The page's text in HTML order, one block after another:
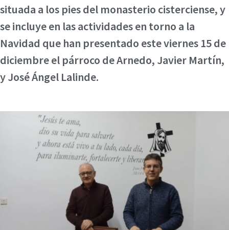
situada a los pies del monasterio cisterciense, y
se incluye en las actividades en torno a la
Navidad que han presentado este viernes 15 de
diciembre el párroco de Arnedo, Javier Martín,
y José Ángel Lalinde.